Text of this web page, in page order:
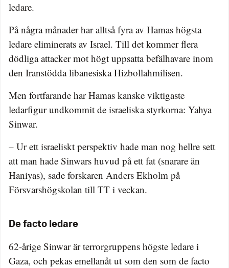
ledare.
På några månader har alltså fyra av Hamas högsta
ledare eliminerats av Israel. Till det kommer flera
dödliga attacker mot högt uppsatta befälhavare inom
den Iranstödda libanesiska Hizbollahmilisen.
Men fortfarande har Hamas kanske viktigaste
ledarfigur undkommit de israeliska styrkorna: Yahya
Sinwar.
– Ur ett israeliskt perspektiv hade man nog hellre sett
att man hade Sinwars huvud på ett fat (snarare än
Haniyas), sade forskaren Anders Ekholm på
Försvarshögskolan till TT i veckan.
De facto ledare
62-årige Sinwar är terrorgruppens högste ledare i
Gaza, och pekas emellanåt ut som den som de facto